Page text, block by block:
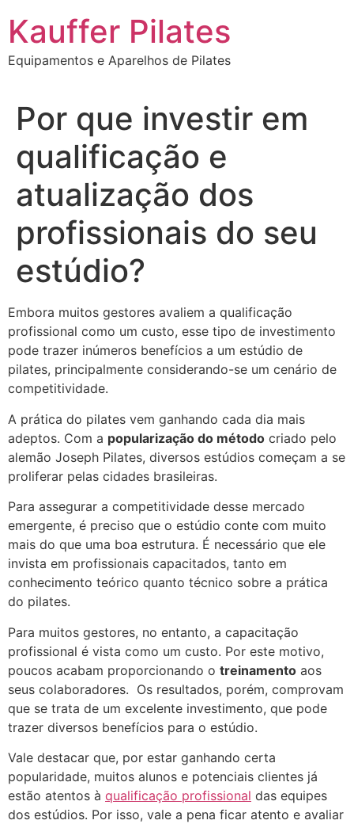
para
conteúdo
Kauffer Pilates
Equipamentos e Aparelhos de Pilates
Por que investir em
qualificação e
atualização dos
profissionais do seu
estúdio?
Embora muitos gestores avaliem a qualificação
profissional como um custo, esse tipo de investimento
pode trazer inúmeros benefícios a um estúdio de
pilates, principalmente considerando-se um cenário de
competitividade.
A prática do pilates vem ganhando cada dia mais
adeptos. Com a popularização do método criado pelo
alemão Joseph Pilates, diversos estúdios começam a se
proliferar pelas cidades brasileiras.
Para assegurar a competitividade desse mercado
emergente, é preciso que o estúdio conte com muito
mais do que uma boa estrutura. É necessário que ele
invista em profissionais capacitados, tanto em
conhecimento teórico quanto técnico sobre a prática
do pilates.
Para muitos gestores, no entanto, a capacitação
profissional é vista como um custo. Por este motivo,
poucos acabam proporcionando o treinamento aos
seus colaboradores. Os resultados, porém, comprovam
que se trata de um excelente investimento, que pode
trazer diversos benefícios para o estúdio.
Vale destacar que, por estar ganhando certa
popularidade, muitos alunos e potenciais clientes já
estão atentos à qualificação profissional das equipes
dos estúdios. Por isso, vale a pena ficar atento e avaliar